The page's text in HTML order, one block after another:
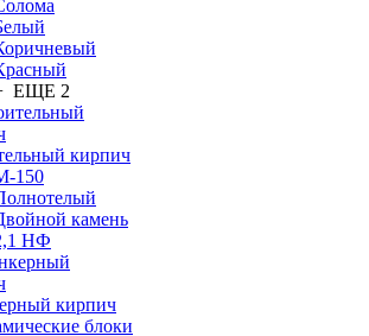
ЕЩЕ 2
кирпич
150
камень
НФ
кирпич